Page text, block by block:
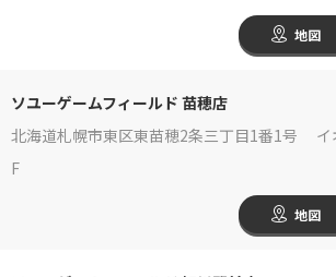
地図
ソユーゲームフィールド 苗穂店
北海道札幌市東区東苗穂2条三丁目1番1号 イ
F
地図